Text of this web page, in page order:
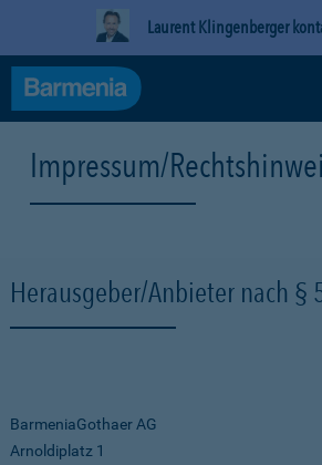
Laurent Klingenberger
Impressum/
Herausgeber/Anbieter nach §
BarmeniaGothaer AG
Arnoldiplatz 1